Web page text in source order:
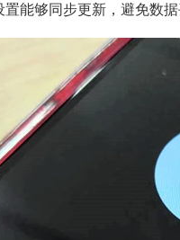
能够同步更新，避免数据